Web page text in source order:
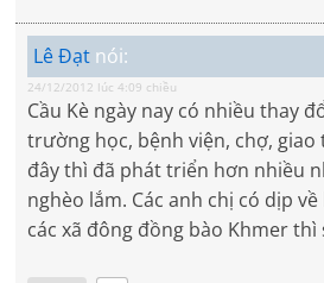
Lê Đạt nói:
24/12/2012 lúc 4:09 chiều
Cầu Kè ngày nay có nhiều thay
trường học, bệnh viện, chợ,
đây thì đã phát triển hơn nhiều
nghèo lắm. Các anh chị có dịp
các xã đông đồng bào Khmer thì